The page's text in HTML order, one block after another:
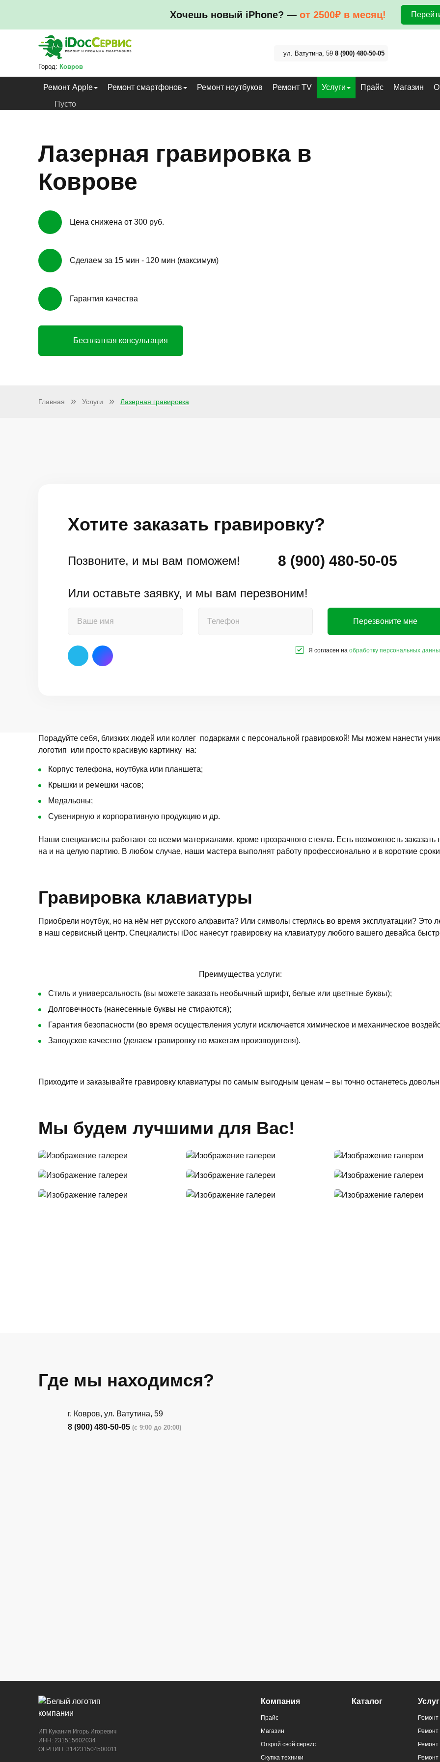
Хочешь новый iPhone? — от 2500₽ в месяц!
Город: Ковров
ул. Ватутина, 59 8 (900) 480-50-05
Ремонт Apple Ремонт смартфонов Ремонт ноутбуков Ремонт TV Услуги Прайс Магазин
Пусто
Лазерная гравировка в
Коврове
Цена снижена от 300 руб.
Сделаем за 15 мин - 120 мин (максимум)
Гарантия качества
Бесплатная консультация
Главная Услуги Лазерная гравировка
Хотите заказать гравировку?
Позвоните, и мы вам поможем! 8 (900) 480-50-05
Или оставьте заявку, и мы вам перезвоним!
Я согласен на обработку персональных
Перезвоните мне
Порадуйте себя, близких людей или коллег подарками с персональной гравировкой! Мы можем нанести
логотип или просто красивую картинку на:
Корпус телефона, ноутбука или планшета;
Крышки и ремешки часов;
Медальоны;
Сувенирную и корпоративную продукцию и др.
Наши специалисты работают со всеми материалами, кроме прозрачного стекла. Есть возможность заказать
на и на целую партию. В любом случае, наши мастера выполнят работу профессионально и в короткие
Гравировка клавиатуры
Приобрели ноутбук, но на нём нет русского алфавита? Или символы стерлись во время эксплуатации? Это
в наш сервисный центр. Специалисты iDoc нанесут гравировку на клавиатуру любого вашего девайса
Преимущества услуги:
Стиль и универсальность (вы можете заказать необычный шрифт, белые или цветные буквы);
Долговечность (нанесенные буквы не стираются);
Гарантия безопасности (во время осуществления услуги исключается химическое и механическое
Заводское качество (делаем гравировку по макетам производителя).
Приходите и заказывайте гравировку клавиатуры по самым выгодным ценам – вы точно останетесь
Мы будем лучшими для Вас!
Где мы находимся?
г. Ковров, ул. Ватутина, 59
8 (900) 480-50-05 (с 9:00 до 20:00)
ИП Кукания Игорь Игоревич
ИНН: 231515602034
ОГРНИП: 314231504500011
Компания
Прайс
Магазин
Открой свой сервис
Скупка техники
Каталог
Ремонт
Ремонт